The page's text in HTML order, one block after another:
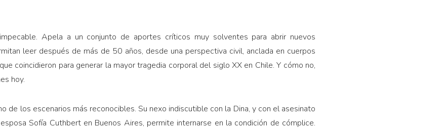
Apela a un conjunto de aportes críticos muy solventes para abrir nuevos
leer después de más de 50 años, desde una perspectiva civil, anclada en cuerpos
coincidieron para generar la mayor tragedia corporal del siglo XX en Chile. Y cómo no,
hoy.
de los escenarios más reconocibles. Su nexo indiscutible con la Dina, y con el asesinato
Sofía Cuthbert en Buenos Aires, permite internarse en la condición de cómplice.